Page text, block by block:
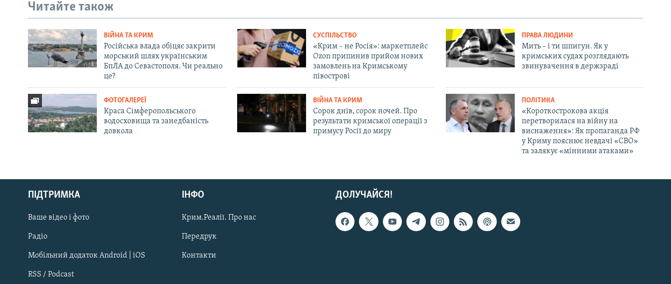
Русский
Qırımtatar
ДОЛУЧАЙСЯ!
Читайте також
ВІЙНА ТА КРИМ
Російська влада обіцяє закрити
морський шлях українським
БпЛА до Севастополя. Чи реально
це?
СУСПІЛЬСТВО
«Крим – не Росія»: маркетплейс
Ozon припинив прийом нових
замовлень на Кримському
півострові
ПРАВА ЛЮДИНИ
Мить – і ти шпигун. Як у
кримських судах розглядають
звинувачення в держзраді
ФОТОГАЛЕРЕЇ
Краса Сімферопольського
водосховища та занедбаність
довкола
ВІЙНА ТА КРИМ
Сорок днів, сорок ночей. Про
результати кримської операції з
примусу Росії до миру
ПОЛІТИКА
«Короткострокова акція
перетворилася на війну на
виснаження»: Як пропаганда РФ
у Криму пояснює невдачі «СВО»
та залякує «мінними атаками»
ДОЛУЧАЙСЯ!
ПІДТРИМКА
Ваше відео і фото
Радіо
Мобільний додаток Android | iOS
RSS / Podcast
ІНФО
Крим.Реалії. Про нас
Передрук
Контакти